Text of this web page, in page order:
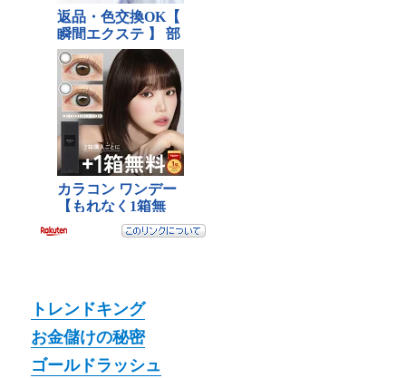
トレンドキング
お金儲けの秘密
ゴールドラッシュ